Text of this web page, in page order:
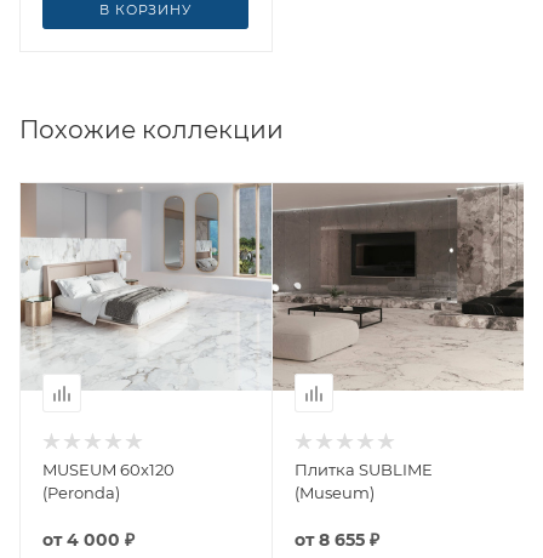
В КОРЗИНУ
Похожие коллекции
MUSEUM 60x120
(Peronda)
от4 000 ₽
Плитка SUBLIME
(Museum)
от8 655 ₽